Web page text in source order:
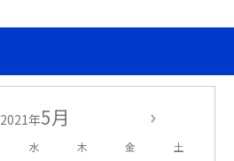
2021年5月
水 木 金 土